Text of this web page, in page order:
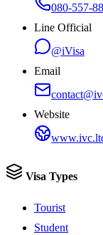
080-557-
Line Official
@iVisa
Email
Website
Visa Types
Tourist
Student